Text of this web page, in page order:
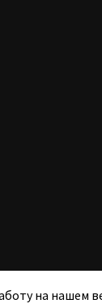
на нашем